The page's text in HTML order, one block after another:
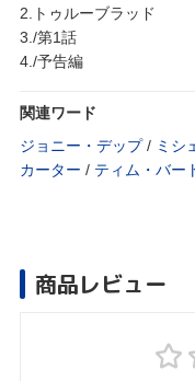
2.トゥルーブラッド
3./第1話
4./予告編
関連ワード
ジョニー・デップ/ ミシ
カーター / ティム・バー
商品レビュー